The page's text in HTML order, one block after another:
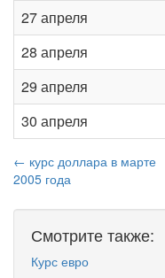
27 апреля
28 апреля
29 апреля
30 апреля
← курс доллара в марте
2005 года
Смотрите также:
Курс евро